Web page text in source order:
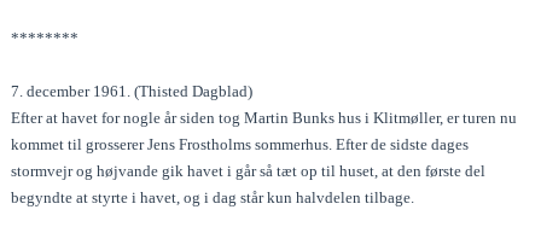
********
7. december 1961. (Thisted Dagblad)
Efter at havet for nogle år siden tog Martin Bunks hus i Klitmøller, er turen nu
kommet til grosserer Jens Frostholms sommerhus. Efter de sidste dages
stormvejr og højvande gik havet i går så tæt op til huset, at den første del
begyndte at styrte i havet, og i dag står kun halvdelen tilbage.